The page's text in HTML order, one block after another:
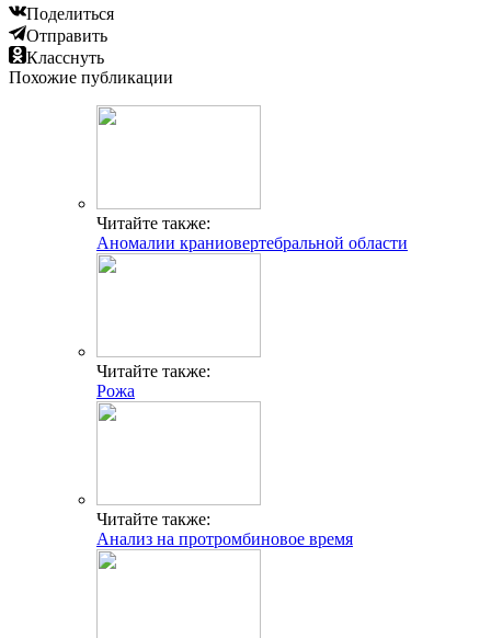
Поделиться
Отправить
Класснуть
Похожие публикации
Читайте также:
Аномалии краниовертебральной области
Читайте также:
Рожа
Читайте также:
Анализ на протромбиновое время